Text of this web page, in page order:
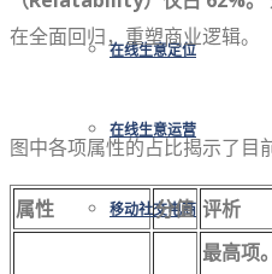
在线生意定位
在线生意运营
移动社交电商
在全面回归，重塑商业逻辑。
图中各项属性的占比揭示了目
属性 分值 评析
最高项。